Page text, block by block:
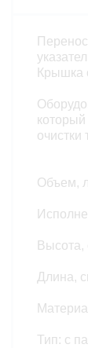
Крышка
очистки
Объем,
Высота,
Длина,
Тип: с